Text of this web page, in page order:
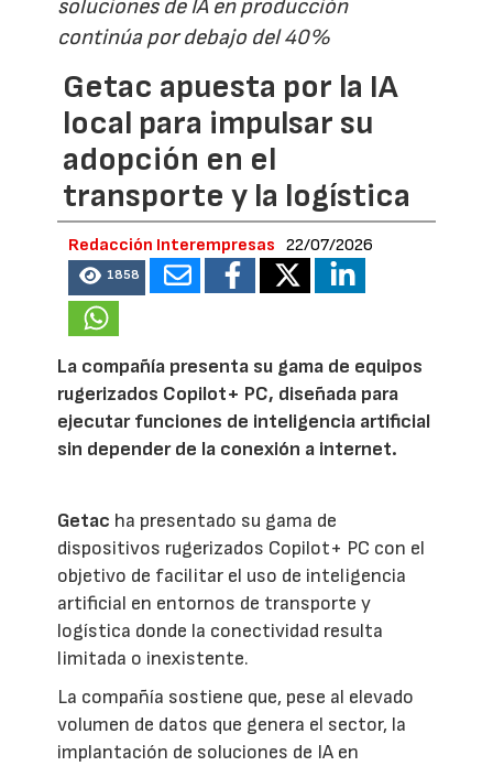
soluciones de IA en producción
continúa por debajo del 40%
Getac apuesta por la IA
local para impulsar su
adopción en el
transporte y la logística
Redacción Interempresas 22/07/2026
1858
La compañía presenta su gama de equipos
rugerizados Copilot+ PC, diseñada para
ejecutar funciones de inteligencia artificial
sin depender de la conexión a internet.
Getac ha presentado su gama de
dispositivos rugerizados Copilot+ PC con el
objetivo de facilitar el uso de inteligencia
artificial en entornos de transporte y
logística donde la conectividad resulta
limitada o inexistente.
La compañía sostiene que, pese al elevado
volumen de datos que genera el sector, la
implantación de soluciones de IA en